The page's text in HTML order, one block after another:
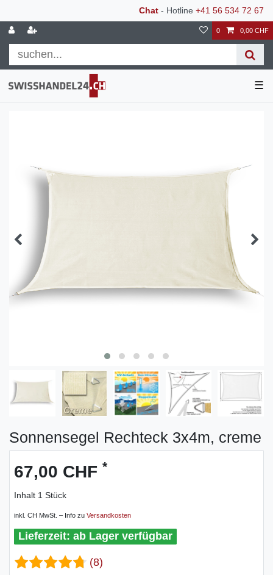
Chat - Hotline +41 56 534 72 67
0 0,00 CHF
☰
Sonnensegel Rechteck 3x4m, creme
67,00 CHF *
Inhalt 1 Stück
inkl. CH MwSt. – Info zu Versandkosten
ab Lager verfügbar
(8)